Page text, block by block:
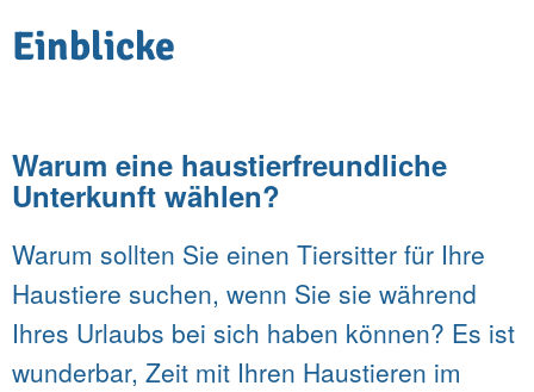
Einblicke
Warum eine haustierfreundliche
Unterkunft wählen?
Warum sollten Sie einen Tiersitter für Ihre
Haustiere suchen, wenn Sie sie während
Ihres Urlaubs bei sich haben können? Es ist
wunderbar, Zeit mit Ihren Haustieren im